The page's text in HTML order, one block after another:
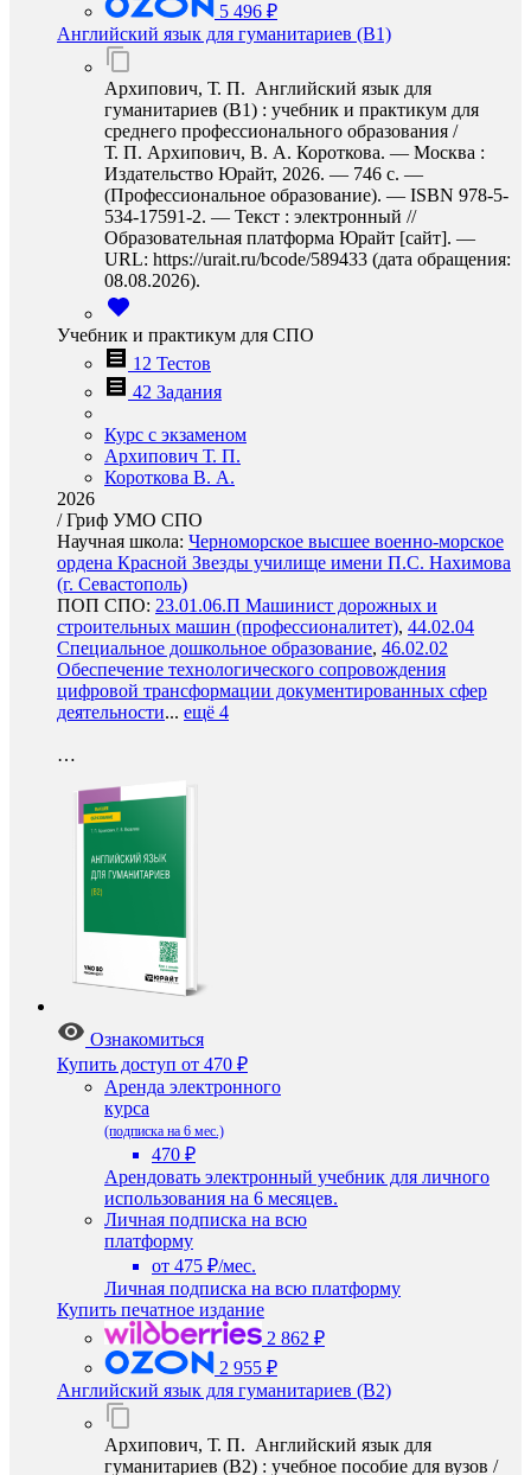
5 496 ₽
Английский язык для гуманитариев (B1)
Архипович, Т. П. Английский язык для
гуманитариев (B1) : учебник и практикум для
среднего профессионального образования /
Т. П. Архипович, В. А. Короткова. — Москва :
Издательство Юрайт, 2026. — 746 с. —
(Профессиональное образование). — ISBN 978-5-
534-17591-2. — Текст : электронный //
Образовательная платформа Юрайт [сайт]. —
URL: https://urait.ru/bcode/589433 (дата обращения:
08.08.2026).
Учебник и практикум для СПО
12 Тестов
42 Задания
Курс с экзаменом
Архипович Т. П.
Короткова В. А.
2026
/Гриф УМО СПО
Научная школа: Черноморское высшее военно-морское
ордена Красной Звезды училище имени П.С. Нахимова
(г. Севастополь)
ПОП СПО: 23.01.06.П Машинист дорожных и
строительных машин (профессионалитет), 44.02.04
Специальное дошкольное образование, 46.02.02
Обеспечение технологического сопровождения
цифровой трансформации документированных сфер
деятельности... ещё 4
…
Ознакомиться
Купить доступ от 470 ₽
Аренда электронного
курса
(подписка на 6 мес.)
470 ₽
Арендовать электронный учебник для личного
использования на 6 месяцев.
Личная подписка на всю
платформу
от 475 ₽/мес.
Личная подписка на всю платформу
Купить печатное издание
2 862 ₽
2 955 ₽
Английский язык для гуманитариев (B2)
Архипович, Т. П. Английский язык для
гуманитариев (B2) : учебное пособие для вузов /